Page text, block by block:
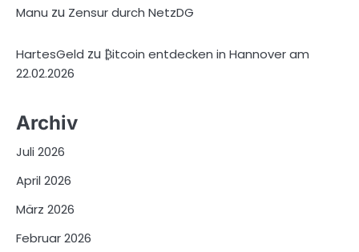
Manu zu Zensur durch NetzDG
HartesGeld zu ₿itcoin entdecken in Hannover am
22.02.2026
Archiv
Juli 2026
April 2026
März 2026
Februar 2026